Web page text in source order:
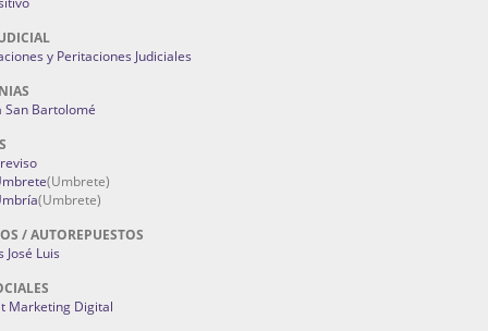
y Peritaciones Judiciales
San Bartolomé
(Umbrete)
(Umbrete)
/ AUTOREPUESTOS
José Luis
Marketing Digital